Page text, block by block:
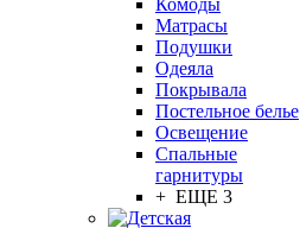
Комоды
Матрасы
Подушки
Одеяла
Покрывала
Постельное белье
Освещение
Спальные
гарнитуры
+ ЕЩЕ 3